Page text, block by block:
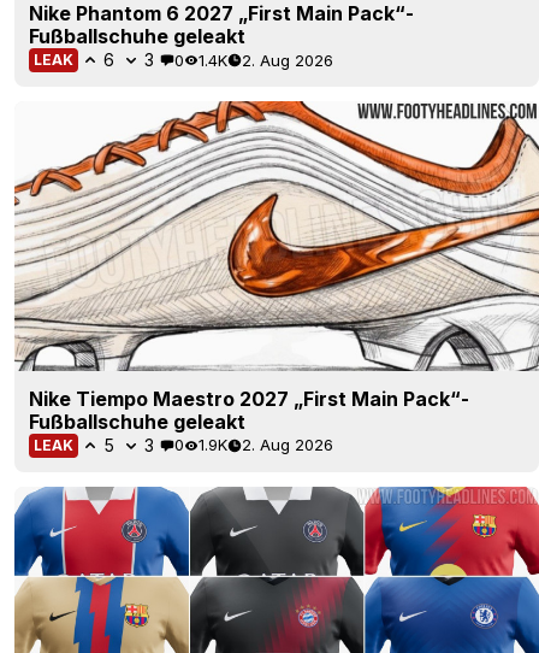
Nike Phantom 6 2027 „First Main Pack“-
Fußballschuhe geleakt
LEAK 6 3 0 1.4K 2. Aug 2026
Nike Tiempo Maestro 2027 „First Main Pack“-
Fußballschuhe geleakt
LEAK 5 3 0 1.9K 2. Aug 2026